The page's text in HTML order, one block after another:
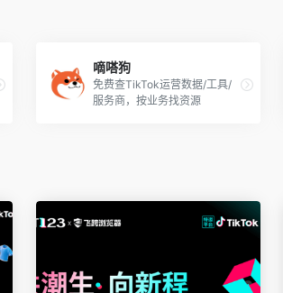
嘀嗒狗
免费查TikTok运营数据/工具/
服务商，按业务找资源